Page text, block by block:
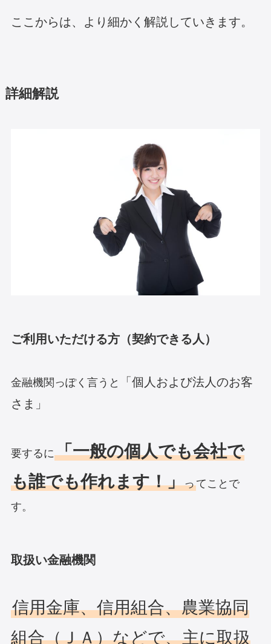
ここからは、より細かく解説していきます。
詳細解説
ご利用いただける方（契約できる人）
金融機関っぽく言うと
「個人および法人のお客
さま」
要するに「一般の個人でも会社で
も誰でも作れます！」ってことで
す。
取扱い金融機関
信用金庫、信用組合、農業協同
組合（ＪＡ）などで、主に取扱